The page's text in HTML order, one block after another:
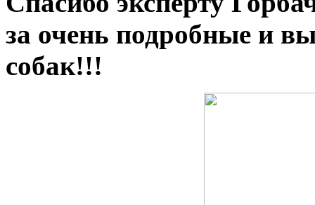
за очень подробные и
собак!!!